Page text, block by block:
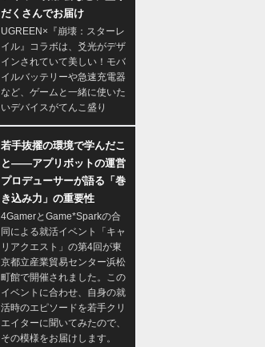
だくさんでお届け
UGREEN×『崩壊：スターレ
イル』コラボは、爻光がデザ
インされていて美しい！モバ
イルバッテリーや急速充電器
など、ゲームと一緒に使いた
いデバイスがてんこ盛り
若手抜擢の環境で学んだこ
と――アプリボットの運営
プロデューサーが語る「巻
き込み力」の重要性
4GamerとGame*Sparkの合
同による就活イベント「キャ
リアクエスト」の第4回が東
京都立産業貿易センター浜松
町館で開催されました。この
イベントに合わせ、自身の就
活時のエピソードを若手クリ
エイターに聞いてみたので、
その模様をお届けします。